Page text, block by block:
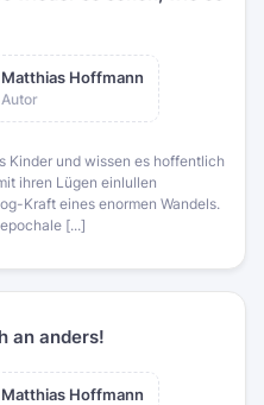
Matthias Hoffmann
Autor
und wissen es hoffentlich
ihren Lügen einlullen
Kraft eines enormen Wandels.
[...]
an anders!
Matthias Hoffmann